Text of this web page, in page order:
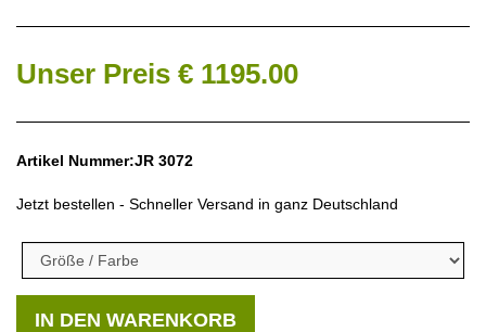
Unser Preis € 1195.00
Artikel Nummer:JR 3072
Jetzt bestellen - Schneller Versand in ganz Deutschland
IN DEN WARENKORB